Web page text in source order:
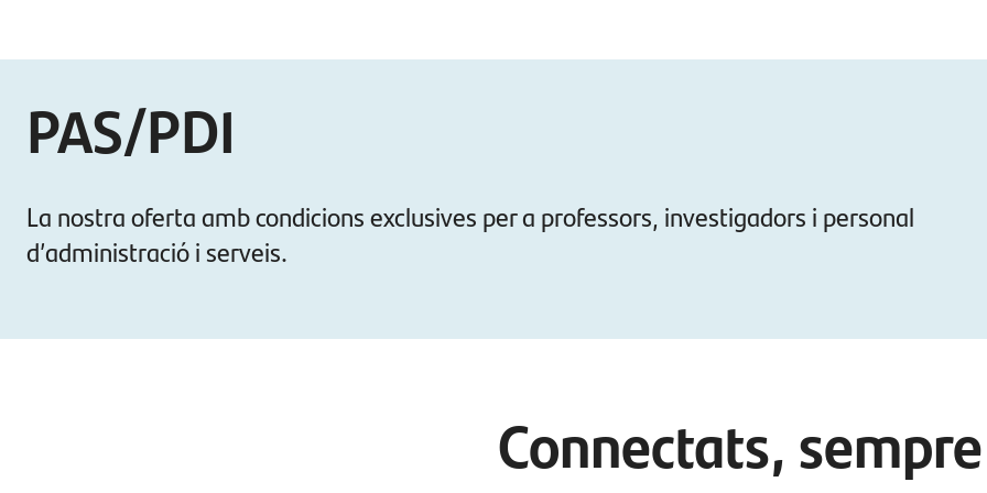
PAS/PDI
La nostra oferta amb condicions exclusives per a professors, investigadors i personal
d’administració i serveis.
Connectats, sempre